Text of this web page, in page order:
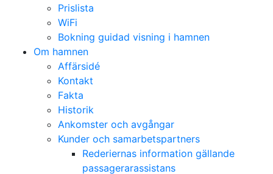
Prislista
WiFi
Bokning guidad visning i hamnen
Om hamnen
Affärsidé
Kontakt
Fakta
Historik
Ankomster och avgångar
Kunder och samarbetspartners
Rederiernas information gällande
passagerarassistans